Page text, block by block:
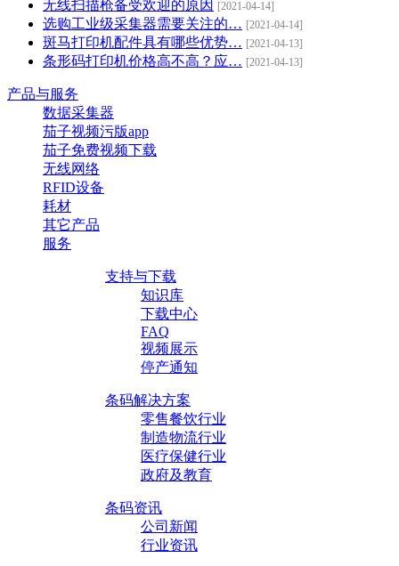
无线扫描枪备受欢迎的原因 [2021-04-14]
选购工业级采集器需要关注的… [2021-04-14]
斑马打印机配件具有哪些优势… [2021-04-13]
条形码打印机价格高不高？应… [2021-04-13]
产品与服务
数据采集器
茄子视频污版app
茄子免费视频下载
无线网络
RFID设备
耗材
其它产品
服务
支持与下载
知识库
下载中心
FAQ
视频展示
停产通知
条码解决方案
零售餐饮行业
制造物流行业
医疗保健行业
政府及教育
条码资讯
公司新闻
行业资讯